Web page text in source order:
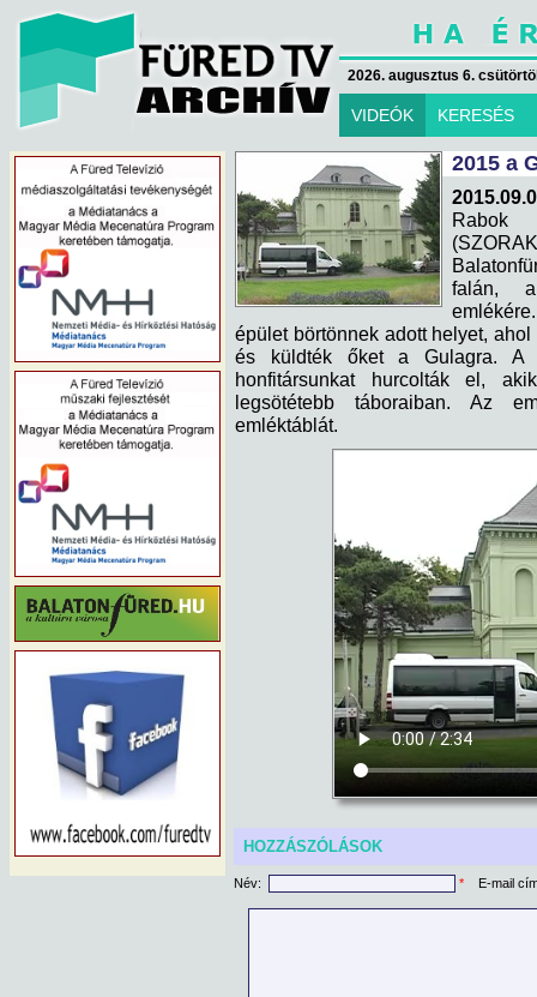
2026. augusztus 6.
VIDEÓK KERESÉS
2015 a
Rabok
falán, a
épület börtönnek adott helyet,
és küldték őket a Gulagra. A
honfitársunkat hurcolták el,
legsötétebb táboraiban. Az
emléktáblát.
HOZZÁSZÓLÁSOK
Név: * E-mail